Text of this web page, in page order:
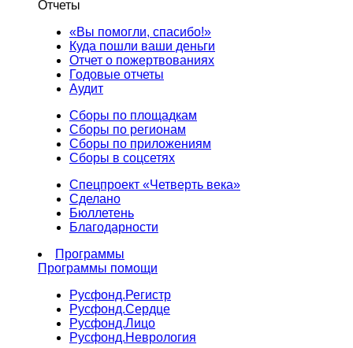
Отчеты
«Вы помогли, спасибо!»
Куда пошли ваши деньги
Отчет о пожертвованиях
Годовые отчеты
Аудит
Сборы по площадкам
Сборы по регионам
Сборы по приложениям
Сборы в соцсетях
Спецпроект «Четверть века»
Сделано
Бюллетень
Благодарности
Программы
Программы помощи
Русфонд.Регистр
Русфонд.Сердце
Русфонд.Лицо
Русфонд.Неврология